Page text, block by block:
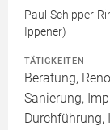
Paul-Schipper-
Ippener)
TÄTIGKEITEN
Beratung,
Sanierung,
Durchführung,